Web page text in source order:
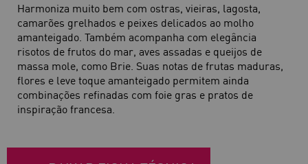
Harmoniza muito bem com ostras, vieiras, lagosta,
camarões grelhados e peixes delicados ao molho
amanteigado. Também acompanha com elegância
risotos de frutos do mar, aves assadas e queijos de
massa mole, como Brie. Suas notas de frutas maduras,
flores e leve toque amanteigado permitem ainda
combinações refinadas com foie gras e pratos de
inspiração francesa.